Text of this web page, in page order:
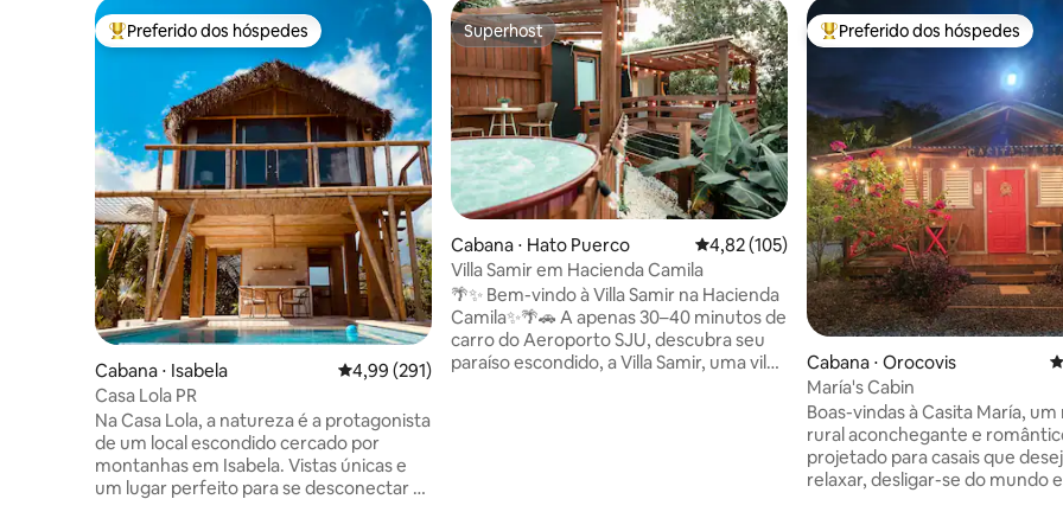
Entre os melhores preferidos dos hóspedes
Preferido dos hóspedes
Cabana ⋅ Isabela 4,99 de uma avaliação média de 5, 291 avaliações
4,99 (291)
Casa Lola PR
Na Casa Lola, a natureza é a protagonista
de um local escondido cercado por
montanhas em Isabela. Vistas únicas e
um lugar perfeito para se desconectar e
Superhost
Superhost
Cabana ⋅ Hato Puerco 4,82 de uma avaliação média de 5, 105
4,82 (105)
Villa Samir em Hacienda Camila
🌴✨ Bem-vindo à Villa Samir na Hacienda
Camila✨🌴🚗 A apenas 30–40 minutos de
carro do Aeroporto SJU, descubra seu
paraíso escondido, a Villa Samir, uma vila
Entre os melhores preferidos
Preferido dos hóspedes
Cabana ⋅ Orocovis
María's Cabin
Boas-vindas à Casita María,
rural aconchegante e
projetado para casais que
relaxar, desligar-se do mundo e